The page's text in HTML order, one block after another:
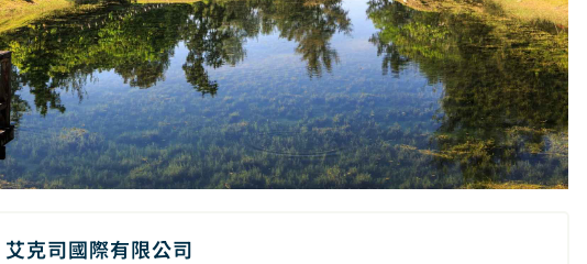
艾克司國際有限公司